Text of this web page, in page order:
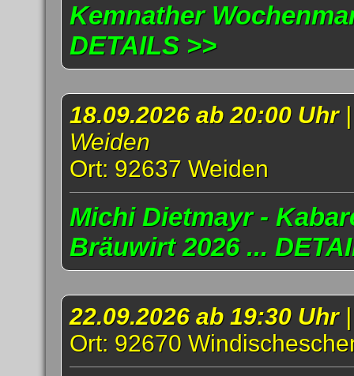
Kemnather
DETAILS >>
18.09.2026 ab 20:00 Uhr
Weiden
Ort: 92637 Weiden
Michi Dietmayr -
Bräuwirt 2026 ...
22.09.2026 ab 19:30 Uhr
Ort: 92670